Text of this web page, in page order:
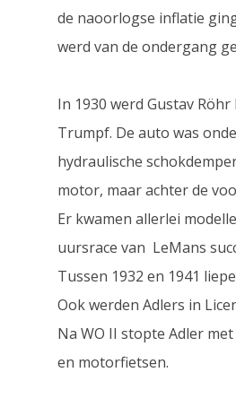
de naoorlogse inflatie
werd van de ondergang
In 1930 werd Gustav
Trumpf. De auto was
hydraulische
motor, maar achter de
Er kwamen allerlei
uursrace van LeMans
Tussen 1932 en 1941
Ook werden Adlers in
Na WO II stopte Adler
en motorfietsen.